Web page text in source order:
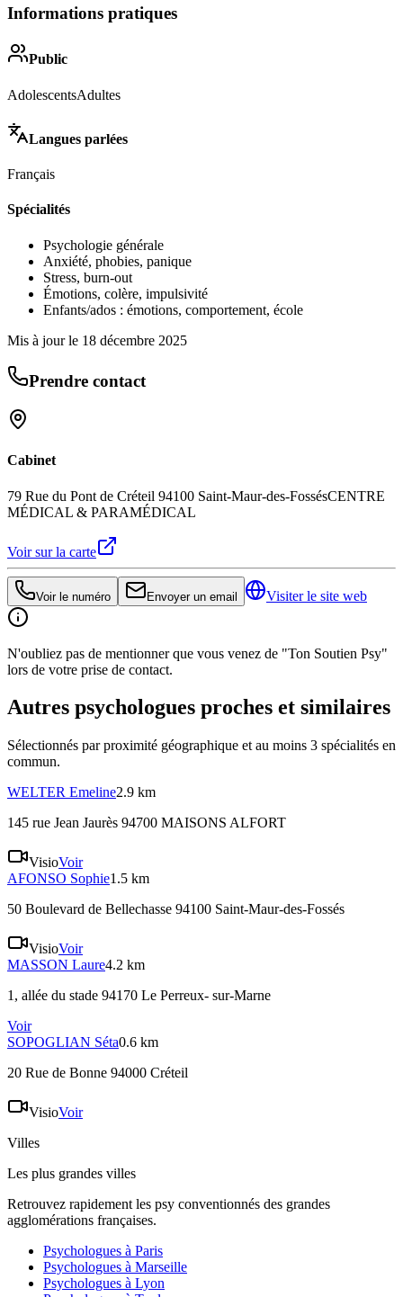
Informations pratiques
Public
AdolescentsAdultes
Langues parlées
Français
Spécialités
Psychologie générale
Anxiété, phobies, panique
Stress, burn-out
Émotions, colère, impulsivité
Enfants/ados : émotions, comportement, école
Mis à jour le 18 décembre 2025
Prendre contact
Cabinet
79 Rue du Pont de Créteil 94100 Saint-Maur-des-FossésCENTRE
MÉDICAL & PARAMÉDICAL
Voir sur la carte
Voir le numéro Envoyer un email Visiter le site web
N'oubliez pas de mentionner que vous venez de "Ton Soutien Psy"
lors de votre prise de contact.
Autres psychologues proches et similaires
Sélectionnés par proximité géographique et au moins 3 spécialités en
commun.
WELTER Emeline2.9 km
145 rue Jean Jaurès 94700 MAISONS ALFORT
VisioVoir
AFONSO Sophie1.5 km
50 Boulevard de Bellechasse 94100 Saint-Maur-des-Fossés
VisioVoir
MASSON Laure4.2 km
1, allée du stade 94170 Le Perreux- sur-Marne
Voir
SOPOGLIAN Séta0.6 km
20 Rue de Bonne 94000 Créteil
VisioVoir
Villes
Les plus grandes villes
Retrouvez rapidement les psy conventionnés des grandes
agglomérations françaises.
Psychologues à Paris
Psychologues à Marseille
Psychologues à Lyon